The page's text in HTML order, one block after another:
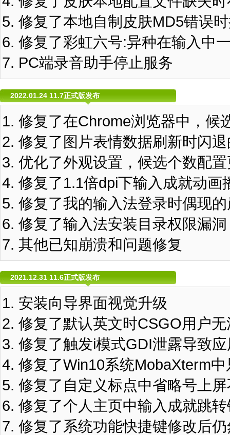
修复了本地自制皮肤MD5错误
修复了彩虹六号:异种在输入中
PC端录音助手停止服务
2022.01.24 11.7正式版发布
修复了在Chrome浏览器中，候
修复了图片表情数据刷新时闪
优化了外观设置，候选个数配
修复了1.1倍dpi下输入成就动画
修复了我的输入法登录时偶现
修复了输入法安装目录权限漏洞
其他已知崩溃和问题修复
2021.12.31 11.6正式版发布
安装向导界面视觉升级
修复了默认英文时CSGO用户
修复了触发i模式GDI泄露导致
修复了Win10系统MobaXterm
修复了自定义标点中省略号上
修复了个人主页中输入成就跳
修复了系统功能快捷键修改后